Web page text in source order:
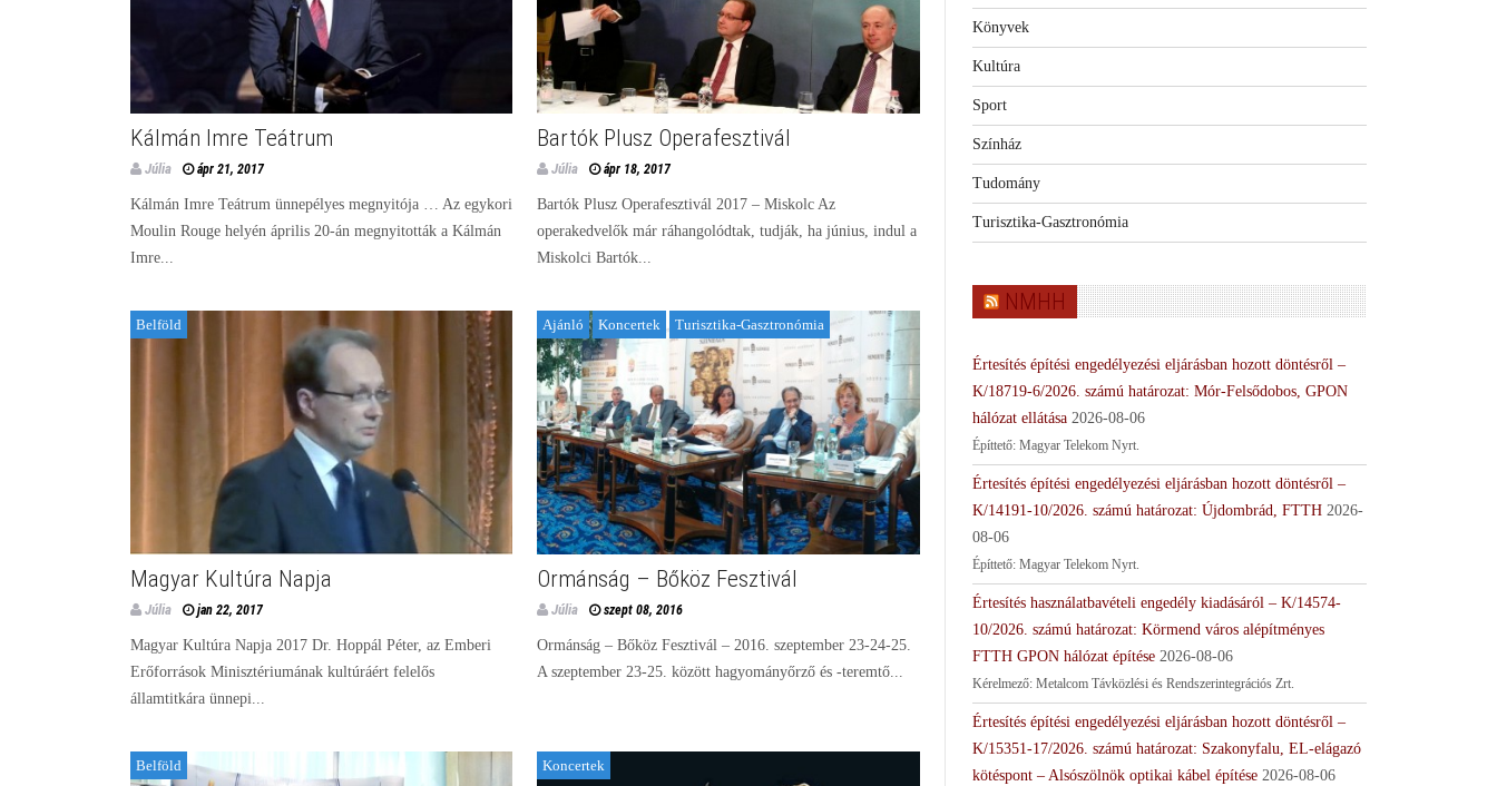
Kálmán Imre Teátrum
Júlia ápr 21, 2017
Kálmán Imre Teátrum ünnepélyes megnyitója … Az egykori
Moulin Rouge helyén április 20-án megnyitották a Kálmán
Imre...
Bartók Plusz Operafesztivál
Júlia ápr 18, 2017
Bartók Plusz Operafesztivál 2017 – Miskolc Az
operakedvelők már ráhangolódtak, tudják, ha június, indul a
Miskolci Bartók...
Belföld
Magyar Kultúra Napja
Júlia jan 22, 2017
Magyar Kultúra Napja 2017 Dr. Hoppál Péter, az Emberi
Erőforrások Minisztériumának kultúráért felelős
államtitkára ünnepi...
Ajánló Koncertek Turisztika-Gasztronómia
Ormánság – Bőköz Fesztivál
Júlia szept 08, 2016
Ormánság – Bőköz Fesztivál – 2016. szeptember 23-24-25.
A szeptember 23-25. között hagyományőrző és -teremtő...
Belföld Koncertek
Könyvek
Kultúra
Sport
Színház
Tudomány
Turisztika-Gasztronómia
NMHH
Értesítés építési engedélyezési eljárásban hozott döntésről –
K/18719-6/2026. számú határozat: Mór-Felsődobos, GPON
hálózat ellátása 2026-08-06
Építtető: Magyar Telekom Nyrt.
Értesítés építési engedélyezési eljárásban hozott döntésről –
K/14191-10/2026. számú határozat: Újdombrád, FTTH 2026-
08-06
Építtető: Magyar Telekom Nyrt.
Értesítés használatbavételi engedély kiadásáról – K/14574-
10/2026. számú határozat: Körmend város alépítményes
FTTH GPON hálózat építése 2026-08-06
Kérelmező: Metalcom Távközlési és Rendszerintegrációs Zrt.
Értesítés építési engedélyezési eljárásban hozott döntésről –
K/15351-17/2026. számú határozat: Szakonyfalu, EL-elágazó
kötéspont – Alsószölnök optikai kábel építése 2026-08-06